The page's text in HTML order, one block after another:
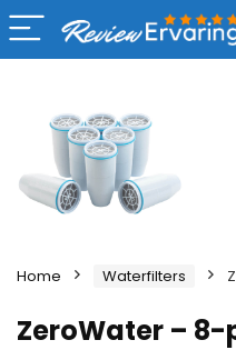
Home Waterfilters
ZeroWater –